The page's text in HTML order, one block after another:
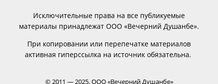
Исключительные права на все публикуемые
материалы принадлежат ООО «Вечерний Душанбе».
При копировании или перепечатке материалов
активная гиперссылка на источник обязательна.
© 2011 — 2025, ООО «Вечерний Душанбе»